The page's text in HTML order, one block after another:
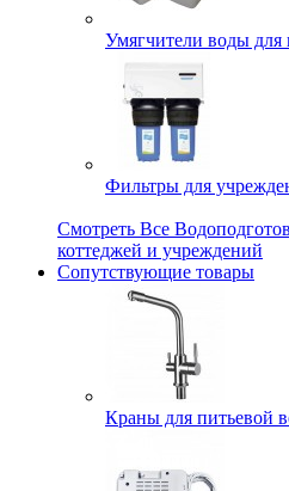
Умягчители воды для
Фильтры для
Смотреть Все
коттеджей и учреждений
Сопутствующие товары
Краны для питьевой